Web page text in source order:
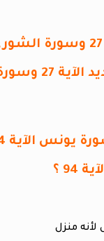
يونس الآية 94 ؟
؟
منزل